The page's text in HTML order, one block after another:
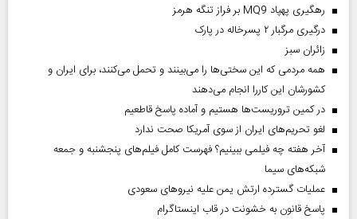
رهگیری پهپاد MQ9 بر فراز تنگه هرمز
درگیری مرگبار ۲ پسرخاله در پارک
‌زائران سبز
همه مردمی که این سختی‌ها را می‌بینند و تحمل می‌کنند، برای ایران و
کشورشان این کاررا انجام می‌دهند
در کمین تروریست‌ها هستیم و آماده پاسخ قاطعیم
لغو تحریم‌های ایران از سوی آمریکا صحت ندارد
آخر هفته چه فیلمی ببینیم؟ فهرست کامل فیلم‌های پنجشنبه و جمعه
شبکه‌های سیما
عملیات گسترده ارتش یمن علیه نیروهای سعودی
پاسخ قانون به خشونت در قاب اینستاگرام